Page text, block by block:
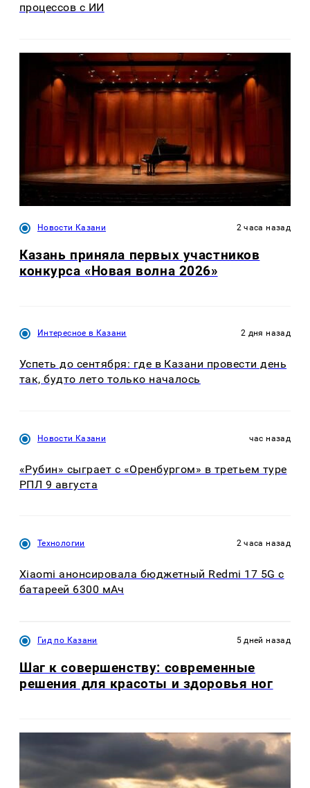
процессов с ИИ
Новости Казани 2 часа назад
Казань приняла первых участников
конкурса «Новая волна 2026»
Интересное в Казани 2 дня назад
Успеть до сентября: где в Казани провести день
так, будто лето только началось
Новости Казани час назад
«Рубин» сыграет с «Оренбургом» в третьем туре
РПЛ 9 августа
Технологии 2 часа назад
Xiaomi анонсировала бюджетный Redmi 17 5G с
батареей 6300 мАч
Гид по Казани 5 дней назад
Шаг к совершенству: современные
решения для красоты и здоровья ног